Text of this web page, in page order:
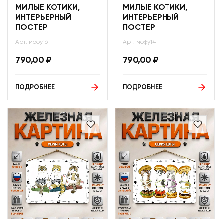
МИЛЫЕ КОТИКИ,
ИНТЕРЬЕРНЫЙ
ПОСТЕР
Арт: мофу16
790,00 ₽
ПОДРОБНЕЕ
МИЛЫЕ КОТИКИ,
ИНТЕРЬЕРНЫЙ
ПОСТЕР
Арт: мофу14
790,00 ₽
ПОДРОБНЕЕ